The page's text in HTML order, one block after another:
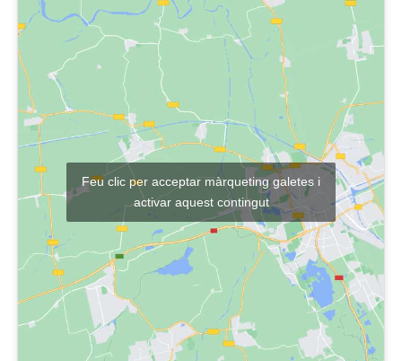
Feu clic per acceptar màrqueting galetes i
activar aquest contingut